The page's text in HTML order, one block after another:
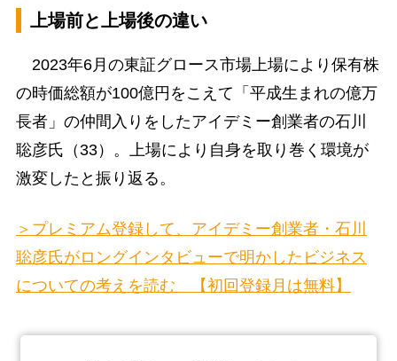
上場前と上場後の違い
2023年6月の東証グロース市場上場により保有株
の時価総額が100億円をこえて「平成生まれの億万
長者」の仲間入りをしたアイデミー創業者の石川
聡彦氏（33）。上場により自身を取り巻く環境が
激変したと振り返る。
＞プレミアム登録して、アイデミー創業者・石川
聡彦氏がロングインタビューで明かしたビジネス
についての考えを読む 【初回登録月は無料】